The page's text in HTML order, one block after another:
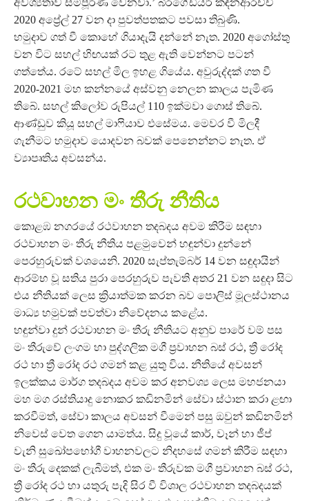
2020 අප්‍රේල් 27 වන දා පුවත්පතකට පවසා තිබුණි.
හමුදාව ගත් වී කොහේ ගියාදැයි දන්නේ නැත. 2020 අගෝස්තු
වන විට සහල් හිඟයක් රට තුළ ඇති වෙන්නට පටන්
ගත්තේය. රටේ සහල් මිල ඉහළ ගියේය. අවුරුද්දක් ගත වී
2020-2021 මහ කන්නයේ අස්වනු නෙලන කාලය පැමිණ
තිබේ. සහල් කිලෝව රුපියල් 110 ඉක්මවා ගොස් තිබේ.
ආණ්ඩුව කියූ සහල් මාෆියාව එසේමය. මෙවර වී මිලදී
ගැනීමට හමුදාව යොදවන බවක් පෙනෙන්නට නැත. ඒ
ව්‍යාපෘතිය අවසන්ය.
රථවාහන මං තීරු නීතිය
කොළඹ නගරයේ රථවාහන තදබදය අවම කිරීම සඳහා
රථවාහන මං තීරු නීතිය පළමුවෙන් හඳුන්වා දුන්නේ
පෙරහුරුවක් වශයෙනි. 2020 සැප්තැම්බර් 14 වන සඳුදායින්
ආරම්භ වූ සතිය පුරා පෙරහුරුව පැවති අතර 21 වන සඳුදා සිට
එය නීතියක් ලෙස ක්‍රියාත්මක කරන බව පොලිස් මූලස්ථානය
මාධ්‍ය හමුවක් පවත්වා නිවේදනය කළේය.
හඳුන්වා දුන් රථවාහන මං තීරු නීතියට අනුව පාරේ වම් පස
මං තීරුවේ ලංගම හා පුද්ගලික මගී ප්‍රවාහන බස් රථ, ත්‍රී රෝද
රථ හා ත්‍රී රෝද රථ ගමන් කළ යුතු විය. නීතියේ අවසන්
ඉලක්කය මාර්ග තදබදය අවම කර අනවශ්‍ය ලෙස මහජනයා
මහ මග රස්තියාදු නොකර කඩිනමින් සේවා ස්ථාන කරා ළඟා
කරවීමත්, සේවා කාලය අවසන් වීමෙන් පසු ඔවුන් කඩිනමින්
නිවෙස් වෙත ගෙන යාමත්ය. සිදු වූයේ කාර්, වෑන් හා ජීප්
වැනි සුඛෝපභෝගී වාහනවලට නිදහසේ ගමන් කිරීම සඳහා
මං තීරු දෙකක් ලැබීමත්, එක මං තීරුවක මගී ප්‍රවාහන බස් රථ,
ත්‍රී රෝද රථ හා යතුරු පැදි සිර වී විශාල රථවාහන තදබදයක්